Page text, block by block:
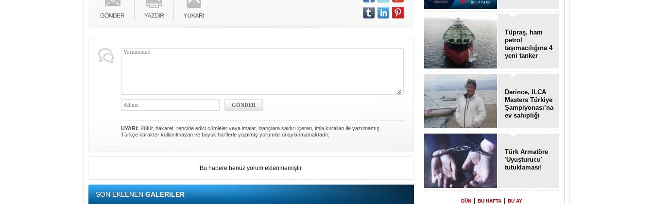
UYARI: Küfür, hakaret, rencide edici cümleler veya imalar, inançlara saldırı içeren, imla kuralları ile yazılmamış,
Türkçe karakter kullanılmayan ve büyük harflerle yazılmış yorumlar onaylanmamaktadır.
Bu habere henüz yorum eklenmemiştir.
SON EKLENENGALERİLER
Tüpraş, ham
petrol
taşımacılığına 4
yeni tanker
Derince, ILCA
Masters Türkiye
Şampiyonası’na
ev sahipliği
Türk Armatöre
'Uyuşturucu'
tutuklaması!
DÜN BU HAFTA BU AY